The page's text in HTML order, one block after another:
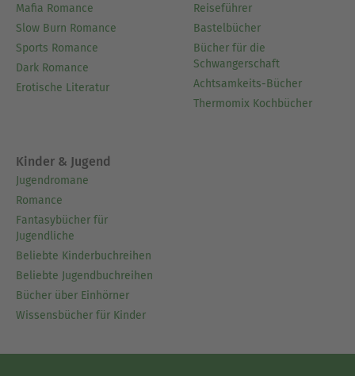
Mafia Romance
Slow Burn Romance
Sports Romance
Dark Romance
Erotische Literatur
Reiseführer
Bastelbücher
Bücher für die
Schwangerschaft
Achtsamkeits-Bücher
Thermomix Kochbücher
Kinder & Jugend
Jugendromane
Romance
Fantasybücher für
Jugendliche
Beliebte Kinderbuchreihen
Beliebte Jugendbuchreihen
Bücher über Einhörner
Wissensbücher für Kinder